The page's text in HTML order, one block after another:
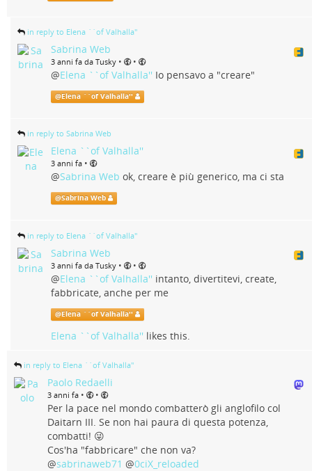
in reply to Elena ``of Valhalla''
Sabrina Web
3 anni fa da Tusky • •
@Elena ``of Valhalla'' Io pensavo a "creare"
@Elena ``of Valhalla''
in reply to Sabrina Web
Elena ``of Valhalla''
3 anni fa •
@Sabrina Web ok, creare è più generico, ma ci sta
@Sabrina Web
in reply to Elena ``of Valhalla''
Sabrina Web
3 anni fa da Tusky • •
@Elena ``of Valhalla'' intanto, divertitevi, create,
fabbricate, anche per me
@Elena ``of Valhalla''
Elena ``of Valhalla'' likes this.
in reply to Elena ``of Valhalla''
Paolo Redaelli
3 anni fa • •
Per la pace nel mondo combatterò gli anglofilo col
Daitarn III. Se non hai paura di questa potenza,
combatti! 😜
Cos'ha "fabbricare" che non va?
@sabrinaweb71 @0ciX_reloaded